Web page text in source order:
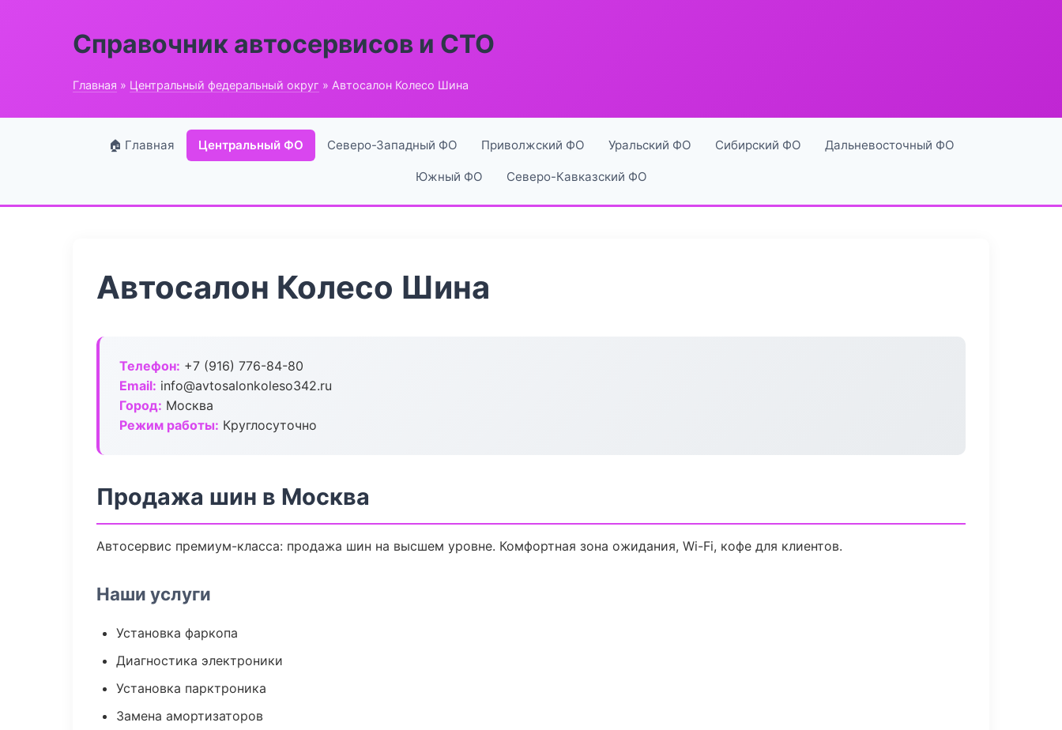
Справочник автосервисов и СТО
Главная » Центральный федеральный округ » Автосалон Колесо Шина
🏠 Главная Центральный ФО Северо-Западный ФО Приволжский ФО Уральский ФО Сибирский ФО Дальневосточный ФО
Южный ФО Северо-Кавказский ФО
Автосалон Колесо Шина
Телефон: +7 (916) 776-84-80
Email: info@avtosalonkoleso342.ru
Город: Москва
Режим работы: Круглосуточно
Продажа шин в Москва
Автосервис премиум-класса: продажа шин на высшем уровне. Комфортная зона ожидания, Wi-Fi, кофе для клиентов.
Наши услуги
Установка фаркопа
Диагностика электроники
Установка парктроника
Замена амортизаторов